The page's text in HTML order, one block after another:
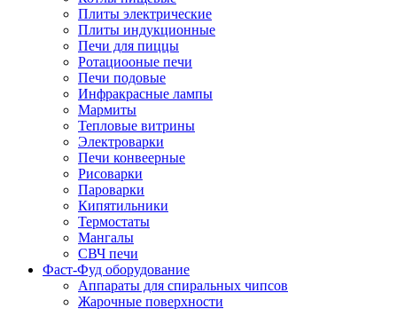
Плиты электрические
Плиты индукционные
Печи для пиццы
Ротациооные печи
Печи подовые
Инфракрасные лампы
Мармиты
Тепловые витрины
Электроварки
Печи конвеерные
Рисоварки
Пароварки
Кипятильники
Термостаты
Мангалы
СВЧ печи
Фаст-Фуд оборудование
Аппараты для спиральных чипсов
Жарочные поверхности